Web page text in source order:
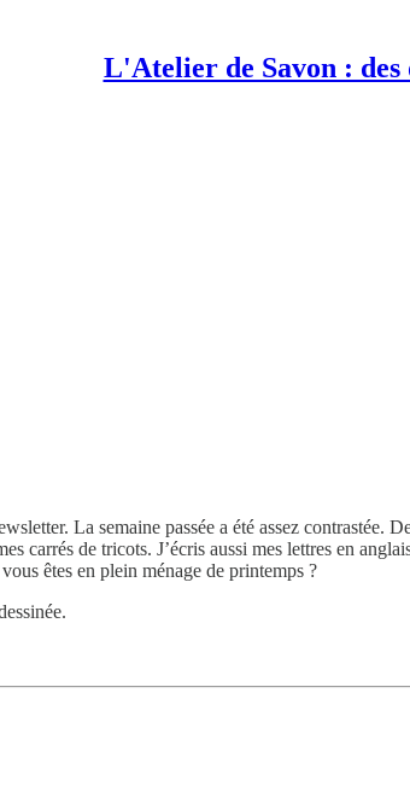
L'Atelier de Savon : des
La semaine passée a été assez
carrés de tricots. J’écris aussi mes lettres en
êtes en plein ménage de printemps ?